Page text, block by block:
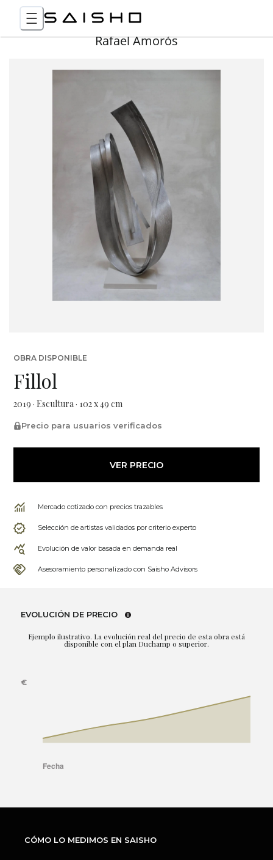
Rafael Amorós
OBRA DISPONIBLE
Fillol
2019 · Escultura · 102 x 49 cm
Precio para usuarios verificados
VER PRECIO
Mercado cotizado con precios trazables
Selección de artistas validados por criterio experto
Evolución de valor basada en demanda real
Asesoramiento personalizado con Saisho Advisors
EVOLUCIÓN DE PRECIO
Ejemplo ilustrativo. La evolución real del precio de esta obra está
disponible con el plan Duchamp o superior.
CÓMO LO MEDIMOS EN SAISHO